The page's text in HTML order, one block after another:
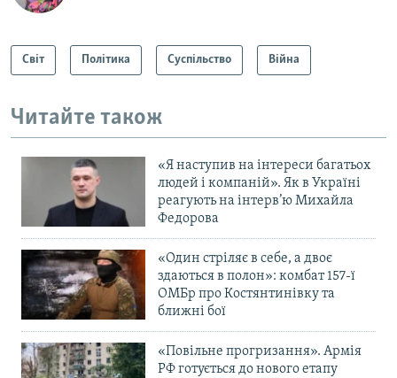
Світ Політика Суспільство Війна
Читайте також
«Я наступив на інтереси багатьох
людей і компаній». Як в Україні
реагують на інтерв’ю Михайла
Федорова
«Один стріляє в себе, а двоє
здаються в полон»: комбат 157-ї
ОМБр про Костянтинівку та
ближні бої
«Повільне прогризання». Армія
РФ готується до нового етапу